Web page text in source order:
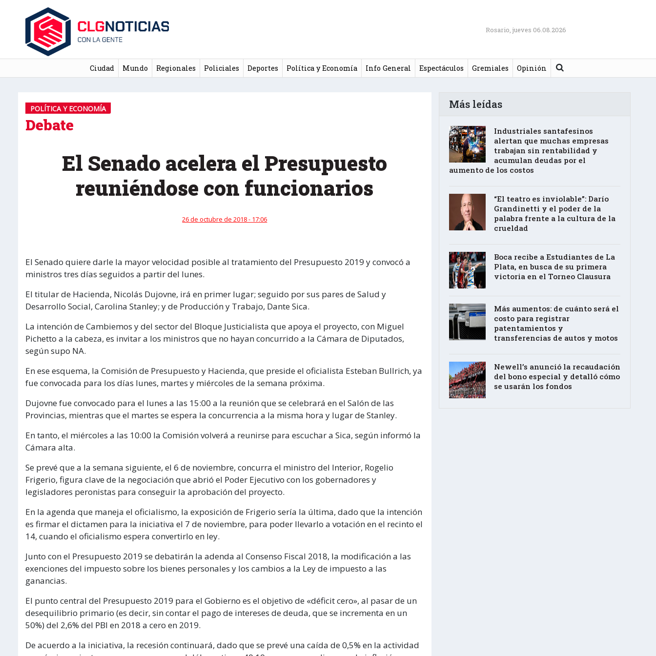
Rosario, jueves 06.08.2026
Ciudad Mundo Regionales Policiales Deportes Política y Economía Info General Espectáculos Gremiales Opinión Buscar
POLÍTICA Y ECONOMÍA
Debate
El Senado acelera el Presupuesto
reuniéndose con funcionarios
26 de octubre de 2018 - 17:06
El Senado quiere darle la mayor velocidad posible al tratamiento del Presupuesto 2019 y convocó a
ministros tres días seguidos a partir del lunes.
El titular de Hacienda, Nicolás Dujovne, irá en primer lugar; seguido por sus pares de Salud y
Desarrollo Social, Carolina Stanley; y de Producción y Trabajo, Dante Sica.
La intención de Cambiemos y del sector del Bloque Justicialista que apoya el proyecto, con Miguel
Pichetto a la cabeza, es invitar a los ministros que no hayan concurrido a la Cámara de Diputados,
según supo NA.
En ese esquema, la Comisión de Presupuesto y Hacienda, que preside el oficialista Esteban Bullrich, ya
fue convocada para los días lunes, martes y miércoles de la semana próxima.
Dujovne fue convocado para el lunes a las 15:00 a la reunión que se celebrará en el Salón de las
Provincias, mientras que el martes se espera la concurrencia a la misma hora y lugar de Stanley.
En tanto, el miércoles a las 10:00 la Comisión volverá a reunirse para escuchar a Sica, según informó la
Cámara alta.
Se prevé que a la semana siguiente, el 6 de noviembre, concurra el ministro del Interior, Rogelio
Frigerio, figura clave de la negociación que abrió el Poder Ejecutivo con los gobernadores y
legisladores peronistas para conseguir la aprobación del proyecto.
En la agenda que maneja el oficialismo, la exposición de Frigerio sería la última, dado que la intención
es firmar el dictamen para la iniciativa el 7 de noviembre, para poder llevarlo a votación en el recinto el
14, cuando el oficialismo espera convertirlo en ley.
Junto con el Presupuesto 2019 se debatirán la adenda al Consenso Fiscal 2018, la modificación a las
exenciones del impuesto sobre los bienes personales y los cambios a la Ley de impuesto a las
ganancias.
El punto central del Presupuesto 2019 para el Gobierno es el objetivo de «déficit cero», al pasar de un
desequilibrio primario (es decir, sin contar el pago de intereses de deuda, que se incrementa en un
50%) del 2,6% del PBI en 2018 a cero en 2019.
De acuerdo a la iniciativa, la recesión continuará, dado que se prevé una caída de 0,5% en la actividad
Más leídas
Industriales santafesinos
alertan que muchas empresas
trabajan sin rentabilidad y
acumulan deudas por el
aumento de los costos
“El teatro es inviolable”: Darío
Grandinetti y el poder de la
palabra frente a la cultura de la
crueldad
Boca recibe a Estudiantes de La
Plata, en busca de su primera
victoria en el Torneo Clausura
Más aumentos: de cuánto será el
costo para registrar
patentamientos y
transferencias de autos y motos
Newell’s anunció la recaudación
del bono especial y detalló cómo
se usarán los fondos